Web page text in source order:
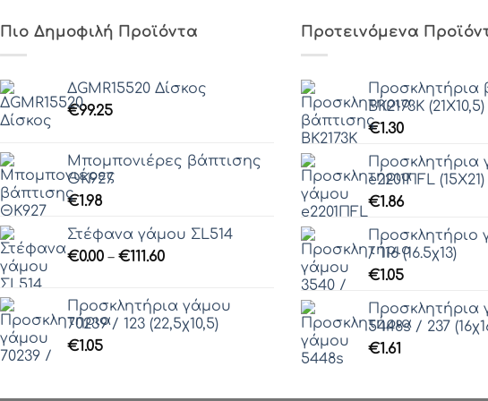
Πιο Δημοφιλή Προϊόντα
ΔGMR15520 Δίσκος
€99.25
Μπομπονιέρες βάπτισης
ΘΚ927
€1.98
Στέφανα γάμου ΣL514
€0.00 – €111.60Price
through
€111.60
Προσκλητήρια γάμου
70239 / 123 (22,5χ10,5)
€1.05
Προτεινόμενα
Προσκλητήρια
ΒΚ2173Κ (21Χ10,5)
€1.30
Προσκλητήρια
e2201ΠFL (15X21)
€1.86
Προσκλητήριο
/ 116 (16.5χ13)
€1.05
Προσκλητήρια
5448s / 237
€1.61